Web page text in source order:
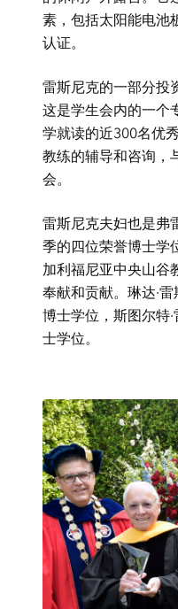
素，包括太阳能电池
认证。
雷斯尼克的一部分投
这是学生会内的一个
学就读的近300名优
教练的辅导和咨询，
会。
雷斯尼克夫妇也是弗
季的四位荣誉博士学
加利福尼亚中央山谷
奉献和贡献。琳达·
博士学位，斯图尔特
士学位。